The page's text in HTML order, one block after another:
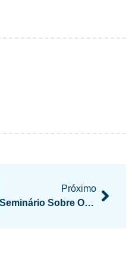
Próximo
Seminário Sobre Obsessão Silenciosa Em Nova Mutum